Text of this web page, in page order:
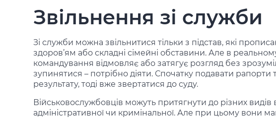
Звільнення зі служби
Зі служби можна звільнитися тільки з підстав, які
здоров’ям або складні сімейні обставини. Але в
командування відмовляє або затягує розгляд без
зупинятися – потрібно діяти. Спочатку подавати
результату, тоді вже звертатися до суду.
Військовослужбовців можуть притягнути до різних видів
адміністративної чи кримінальної. Але при цьому вони